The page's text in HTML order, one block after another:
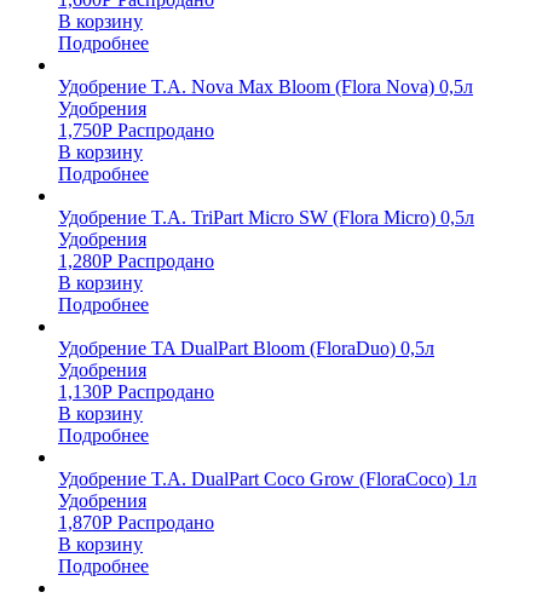
В корзину
Подробнее
Удобрение T.A. Nova Max Bloom (Flora Nova) 0,5л
Удобрения
1,750Р Распродано
В корзину
Подробнее
Удобрение T.A. TriPart Micro SW (Flora Micro) 0,5л
Удобрения
1,280Р Распродано
В корзину
Подробнее
Удобрение TA DualPart Bloom (FloraDuo) 0,5л
Удобрения
1,130Р Распродано
В корзину
Подробнее
Удобрение T.A. DualPart Coco Grow (FloraCoco) 1л
Удобрения
1,870Р Распродано
В корзину
Подробнее